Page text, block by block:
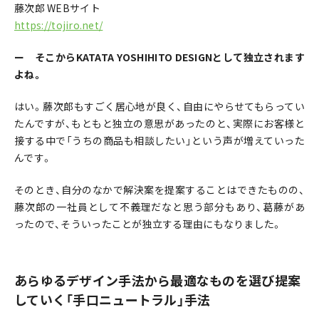
藤次郎 WEBサイト
https://tojiro.net/
ー そこからKATATA YOSHIHITO DESIGNとして独立されます
よね。
はい。藤次郎もすごく居心地が良く、自由にやらせてもらってい
たんですが、もともと独立の意思があったのと、実際にお客様と
接する中で「うちの商品も相談したい」という声が増えていった
んです。
そのとき、自分のなかで解決案を提案することはできたものの、
藤次郎の一社員として不義理だなと思う部分もあり、葛藤があ
ったので、そういったことが独立する理由にもなりました。
あらゆるデザイン手法から最適なものを選び提案
していく「手口ニュートラル」手法